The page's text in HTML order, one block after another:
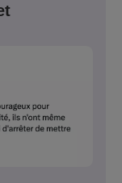
vous